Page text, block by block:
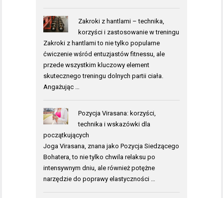
Zakroki z hantlami – technika,
korzyści i zastosowanie w treningu
Zakroki z hantlami to nie tylko popularne
ćwiczenie wśród entuzjastów fitnessu, ale
przede wszystkim kluczowy element
skutecznego treningu dolnych partii ciała.
Angażując …
Pozycja Virasana: korzyści,
technika i wskazówki dla
początkujących
Joga Virasana, znana jako Pozycja Siedzącego
Bohatera, to nie tylko chwila relaksu po
intensywnym dniu, ale również potężne
narzędzie do poprawy elastyczności …